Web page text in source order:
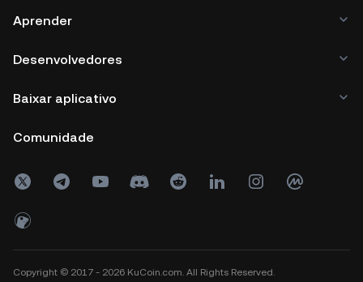
Aprender
Desenvolvedores
Baixar aplicativo
Comunidade
Copyright © 2017 - 2026 KuCoin.com. All Rights Reserved.